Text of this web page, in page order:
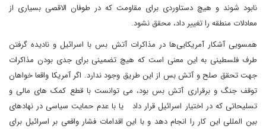
نابود شوند و هیچ دستاوردی برای مقاومت که در طوفان الاقصی بسیاری از
معادلات منطقه را تغییر داد، محقق نشود.
همسویی آشکار آمریکایی‌ها در مذاکرات آتش بس با اسرائیل و نادیده گرفتن
طرف فلسطینی به این معنی است که هیچ تضمینی برای جدی بودن مذاکرات
جهت تحقق صلح و آتش بس از این طریق وجود ندارد. اگر آمریکا واقعا خواهان
توقف جنگ و برقراری آتش بس بود، می توانست با قطع کمک های مالی و
تسلیحاتی که در اختیار اسرائیل قرار داد یا با عدم حمایت سیاسی در نهادهای
بین المللی این کار را انجام دهد و با این اقدامات فشار واقعی بر اسرائیل برای